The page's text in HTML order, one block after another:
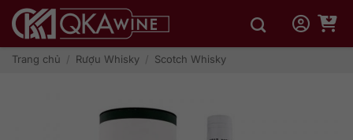
qua
dungTrang chủ / Rượu Whisky / Scotch Whisky